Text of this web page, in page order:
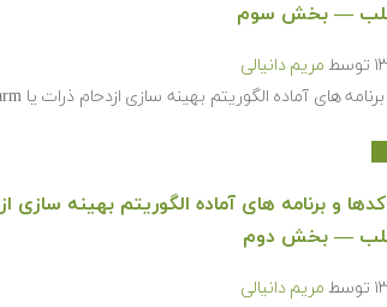
توسط مریم دانیالی
توسط مریم دانیالی